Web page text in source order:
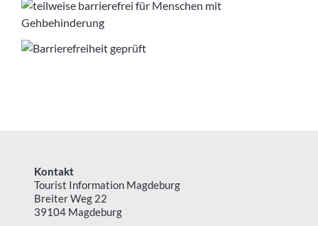
Kontakt
Tourist Information Magdeburg
Breiter Weg 22
39104 Magdeburg